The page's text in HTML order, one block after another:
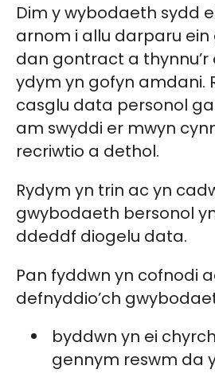
Dim y wybodaeth sydd
arnom i allu darparu
dan gontract a thynnu’r
ydym yn gofyn amdani.
casglu data personol
am swyddi er mwyn
recriwtio a dethol.
Rydym yn trin ac yn
gwybodaeth bersonol
ddeddf diogelu data.
Pan fyddwn yn cofnodi
defnyddio’ch
byddwn yn ei
gennym reswm da